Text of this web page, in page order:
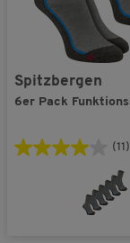
Spitzbergen
6er Pack
(11)